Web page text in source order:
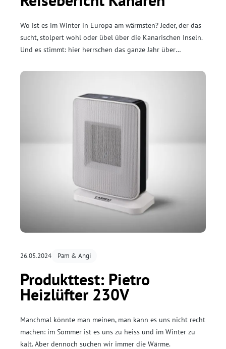
Wo ist es im Winter in Europa am wärmsten? Jeder, der das
sucht, stolpert wohl oder übel über die Kanarischen Inseln.
Und es stimmt: hier herrschen das ganze Jahr über
Winterflüchtlinge.
26.05.2024 Pam & Angi
Produkttest: Pietro
Heizlüfter 230V
Manchmal könnte man meinen, man kann es uns nicht recht
machen: im Sommer ist es uns zu heiss und im Winter zu
kalt. Aber dennoch suchen wir immer die Wärme.